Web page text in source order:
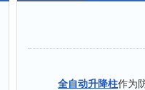
全自动升降柱作为